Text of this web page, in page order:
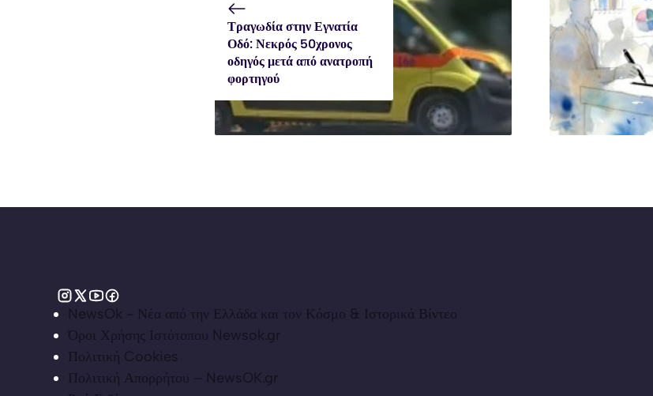
Τραγωδία στην Εγνατία
Οδό: Νεκρός 50χρονος
οδηγός μετά από ανατροπή
φορτηγού
NewsOk - Νέα από την Ελλάδα και τον Κόσμο & Ιστορικά Βίντεο
Όροι Χρήσης Ιστότοπου Newsok.gr
Πολιτική Cookies
Πολιτική Απορρήτου – NewsOK.gr